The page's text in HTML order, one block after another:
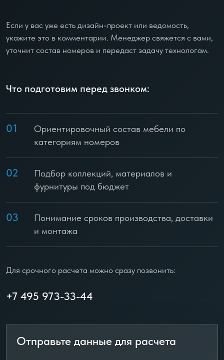
Если у вас уже есть дизайн-проект или ведомость,
укажите это в комментарии. Менеджер свяжется с вами,
уточнит состав номеров и передаст задачу технологам.
Что подготовим перед звонком:
01
Ориентировочный состав мебели по
категориям номеров
02
Подбор коллекций, материалов и
фурнитуры под бюджет
03
Понимание сроков производства, доставки
и монтажа
Для срочного расчета можно сразу позвонить:
+7 495 973-33-44
Отправьте данные для расчета